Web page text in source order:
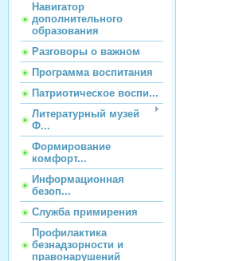
Навигатор
дополнительного
образования
Разговоры о важном
Программа воспитания
Патриотическое воспи...
Литературный музей
Ф...
Формирование
комфорт...
Информационная
безоп...
Служба примирения
Профилактика
безнадзорности и
правонарушений